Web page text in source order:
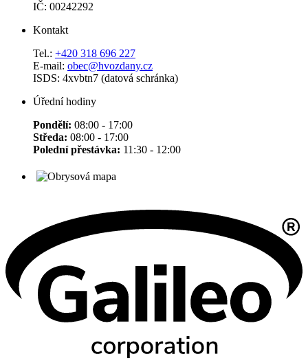
IČ: 00242292
Kontakt
Tel.: +420 318 696 227
E-mail: obec@hvozdany.cz
ISDS: 4xvbtn7 (datová schránka)
Úřední hodiny
Pondělí: 08:00 - 17:00
Středa: 08:00 - 17:00
Polední přestávka: 11:30 - 12:00